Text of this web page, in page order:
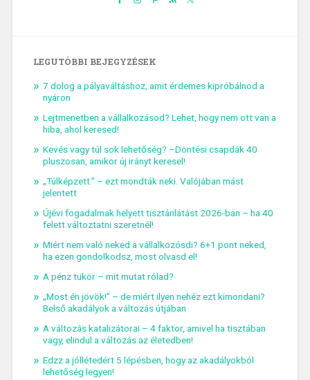
LEGUTÓBBI BEJEGYZÉSEK
7 dolog a pályaváltáshoz, amit érdemes kipróbálnod a
nyáron
Lejtmenetben a vállalkozásod? Lehet, hogy nem ott van a
hiba, ahol keresed!
Kevés vagy túl sok lehetőség? –Döntési csapdák 40
pluszosan, amikor új irányt keresel!
„Túlképzett.” – ezt mondták neki. Valójában mást
jelentett
Újévi fogadalmak helyett tisztánlátást 2026-ban – ha 40
felett változtatni szeretnél!
Miért nem való neked a vállalkozósdi? 6+1 pont neked,
ha ezen gondolkodsz, most olvasd el!
A pénz tükör – mit mutat rólad?
„Most én jövök!” – de miért ilyen nehéz ezt kimondani?
Belső akadályok a változás útjában
A változás katalizátorai – 4 faktor, amivel ha tisztában
vagy, elindul a változás az életedben!
Edzz a jóllétedért 5 lépésben, hogy az akadályokból
lehetőség legyen!